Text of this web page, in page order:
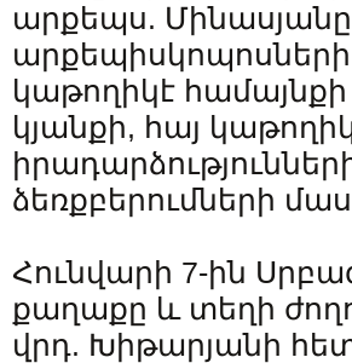
արքեպս. Մինասյանը
կաթողիկէ համայնքի
կյանքի, հայ
ձեռքբերումների
Հունվարի 7-ին
քաղաքը և տեղի
վրդ. Խիթարյանի